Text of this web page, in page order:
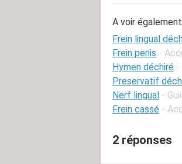
A voir
Frein lingual
Frein penis -
Hymen déchiré -
Preservatif
Nerf lingual -
Frein cassé -
2 réponses